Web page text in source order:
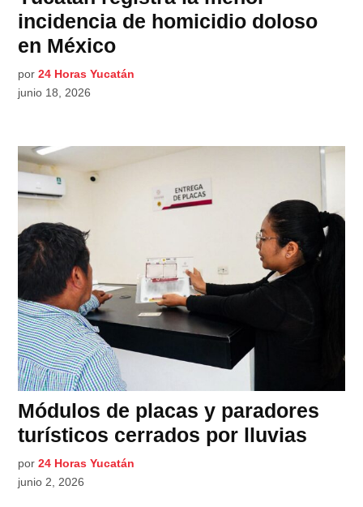
incidencia de homicidio doloso
en México
por 24 Horas Yucatán
junio 18, 2026
Módulos de placas y paradores
turísticos cerrados por lluvias
por 24 Horas Yucatán
junio 2, 2026